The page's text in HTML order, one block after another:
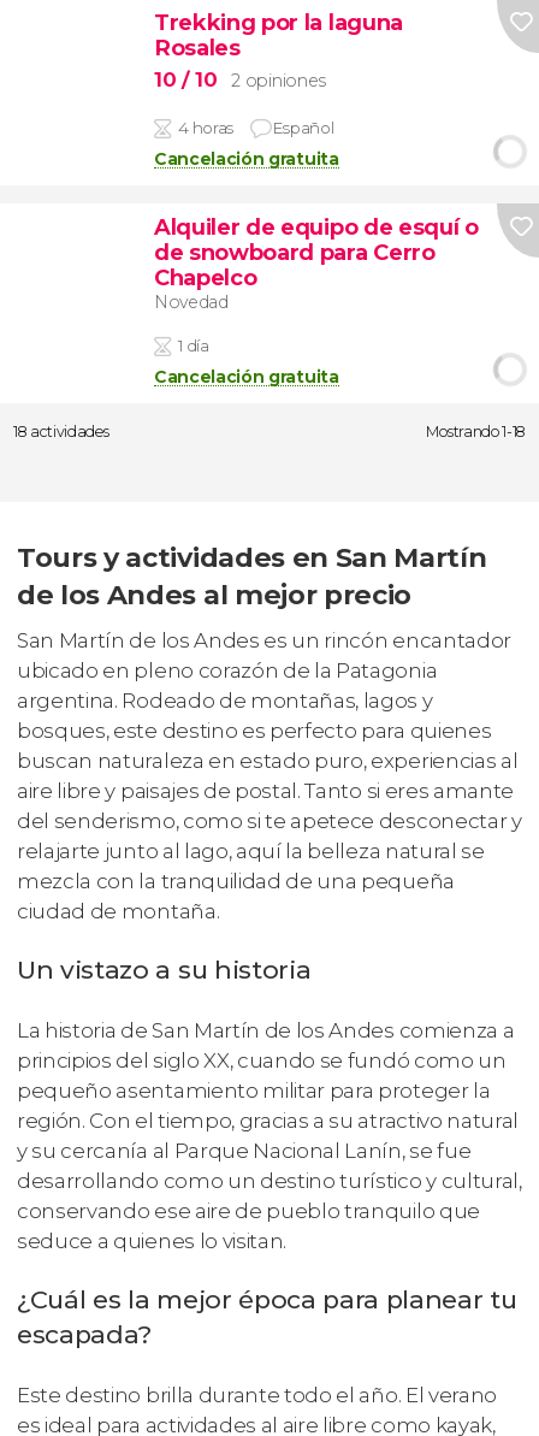
Trekking por la laguna
Rosales
10 / 10 2 opiniones
4 horas Español
Cancelación gratuita
Alquiler de equipo de esquí o
de snowboard para Cerro
Chapelco
Novedad
1 día
Cancelación gratuita
18 actividades Mostrando 1-18
Tours y actividades en San Martín
de los Andes al mejor precio
San Martín de los Andes es un rincón encantador
ubicado en pleno corazón de la Patagonia
argentina. Rodeado de montañas, lagos y
bosques, este destino es perfecto para quienes
buscan naturaleza en estado puro, experiencias al
aire libre y paisajes de postal. Tanto si eres amante
del senderismo, como si te apetece desconectar y
relajarte junto al lago, aquí la belleza natural se
mezcla con la tranquilidad de una pequeña
ciudad de montaña.
Un vistazo a su historia
La historia de San Martín de los Andes comienza a
principios del siglo XX, cuando se fundó como un
pequeño asentamiento militar para proteger la
región. Con el tiempo, gracias a su atractivo natural
y su cercanía al Parque Nacional Lanín, se fue
desarrollando como un destino turístico y cultural,
conservando ese aire de pueblo tranquilo que
seduce a quienes lo visitan.
¿Cuál es la mejor época para planear tu
escapada?
Este destino brilla durante todo el año. El verano
es ideal para actividades al aire libre como kayak,